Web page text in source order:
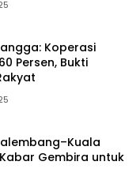
Koperasi
Persen, Bukti
Gembira untuk